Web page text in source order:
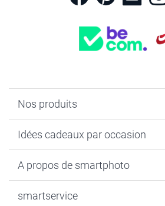
Nos produits
Cadeaux photo
Tirage photo & agrandissement
MyNameBook
Idées cadeaux par occasion
Anniversaire
Fin d'études
A propos de smartphoto
Durabilité
smartservice